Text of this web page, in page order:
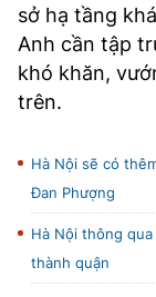
sở hạ tầng
Anh cần tập
khó khăn,
trên.
Hà Nội sẽ có
Đan Phượng
Hà Nội thông
thành quận